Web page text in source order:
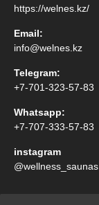
https://welnes.kz/
Email:
info@welnes.kz
Telegram:
+7-701-323-57-83
Whatsapp:
+7-707-333-57-83
instagram
@wellness_saunas